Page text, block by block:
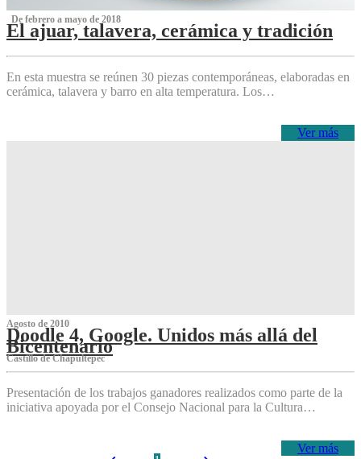
‌ De febrero a mayo de 2018
El ajuar, talavera, cerámica y tradición
‌
En esta muestra se reúnen 30 piezas contemporáneas, elaboradas en
cerámica, talavera y barro en alta temperatura. Los…
Ver más
Agosto de 2010
Doodle 4, Google. Unidos más allá del
Bicentenario
Castillo de Chapultepec
Presentación de los trabajos ganadores realizados como parte de la
iniciativa apoyada por el Consejo Nacional para la Cultura…
Ver más